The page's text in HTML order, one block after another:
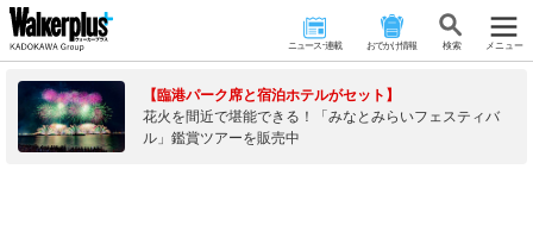
ニュース･連載 おでかけ情報 検 索 メニュー
【臨港パーク席と宿泊ホテルがセット】
花火を間近で堪能できる！「みなとみらいフェスティバ
ル」鑑賞ツアーを販売中